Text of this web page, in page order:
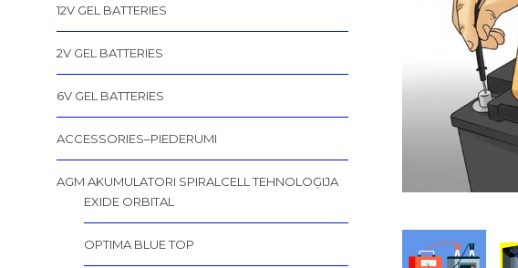
12V GEL BATTERIES
2V GEL BATTERIES
6V GEL BATTERIES
ACCESSORIES–PIEDERUMI
AGM AKUMULATORI SPIRALCELL TEHNOLOĢIJA
EXIDE ORBITAL
OPTIMA BLUE TOP